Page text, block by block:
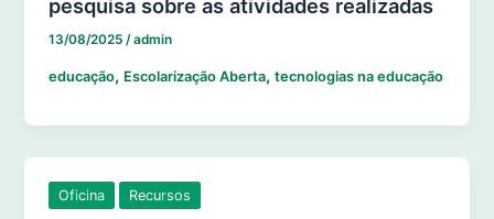
pesquisa sobre as atividades realizadas
13/08/2025 /admin
educação, Escolarização Aberta,tecnologias na educação
Oficina Recursos